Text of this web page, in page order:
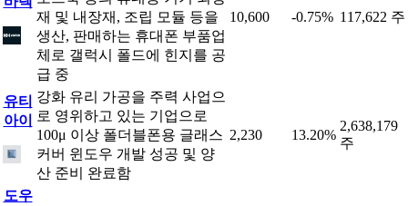
재 및 내장재, 조립 모듈 등을
생산, 판매하는 휴대폰 부품업
체로 갤럭시 폴드에 힌지를 공
급 중
10,600 -0.75% 117,622 주
유티
아이
강화 유리 가공을 주력 사업으
로 영위하고 있는 기업으로
100μ 이상 폴더블폰용 글래스
커버 윈도우 개발 성공 및 양
산 준비 완료함
2,230 13.20%
2,638,179
주
도우